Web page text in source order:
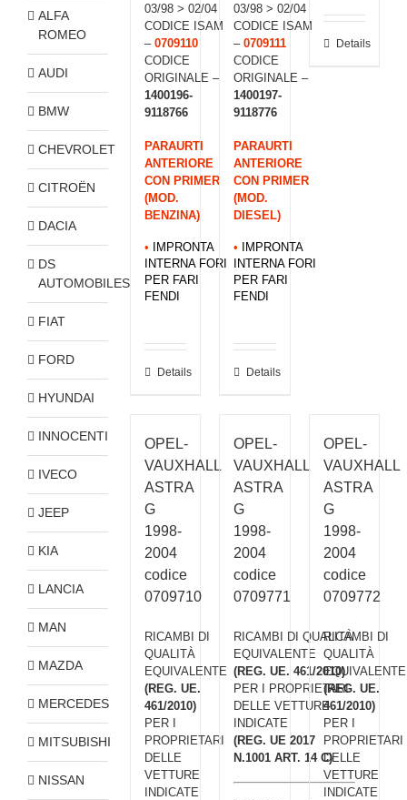
03/98 > 02/04
CODICE ISAM
– 0709110
CODICE
ORIGINALE –
1400196-
9118766
PARAURTI
ANTERIORE
CON PRIMER
(MOD.
BENZINA)
•
IMPRONTA
INTERNA FORI
PER FARI
FENDI
Details
03/98 > 02/04
CODICE ISAM
–0709111
CODICE
ORIGINALE –
1400197-
9118776
PARAURTI
ANTERIORE
CON PRIMER
(MOD.
DIESEL)
•
IMPRONTA
INTERNA FORI
PER FARI
FENDI
Details
Details
OPEL-
VAUXHALL
ASTRA
G
1998-
2004
codice
0709710
RICAMBI DI
QUALITÀ
EQUIVALENTE
(REG. UE.
461/2010)
PER I
PROPRIETARI
DELLE
VETTURE
INDICATE
OPEL-
VAUXHALL
ASTRA
G
1998-
2004
codice
0709771
RICAMBI DI QUALITÀ
EQUIVALENTE
(REG. UE. 461/2010)
PER I PROPRIETARI
DELLE VETTURE
INDICATE
(REG. UE 2017
N.1001 ART. 14 C)
OPEL-
VAUXHALL
ASTRA
G
1998-
2004
codice
0709772
RICAMBI DI
QUALITÀ
EQUIVALENTE
(REG. UE.
461/2010)
PER I
PROPRIETARI
DELLE
VETTURE
INDICATE
ALFA
ROMEO
AUDI
BMW
CHEVROLET
CITROËN
DACIA
DS
AUTOMOBILES
FIAT
FORD
HYUNDAI
INNOCENTI
IVECO
JEEP
KIA
LANCIA
MAN
MAZDA
MERCEDES
MITSUBISHI
NISSAN